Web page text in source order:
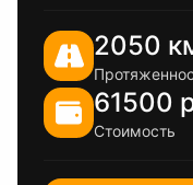
2050
61500
Стоимость